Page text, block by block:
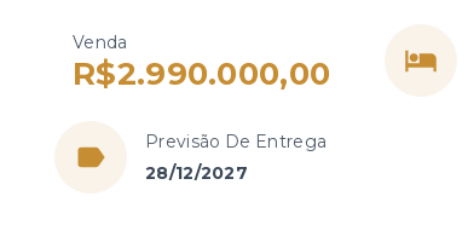
Venda
R$2.990.000,00
Previsão De Entrega
28/12/2027